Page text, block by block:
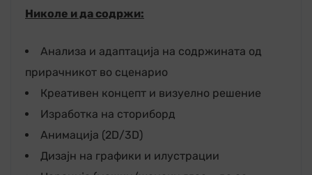
Николе и да содржи:
Анализа и адаптација на содржината од
прирачникот во сценарио
Креативен концепт и визуелно решение
Изработка на сториборд
Анимација (2D/3D)
Дизајн на графики и илустрации